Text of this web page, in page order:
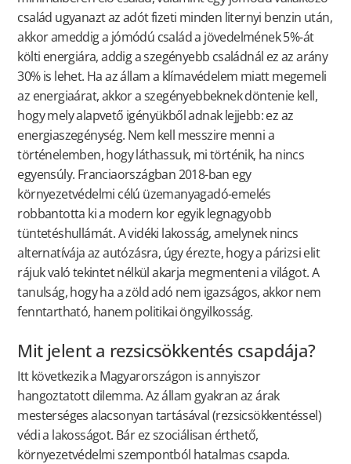
család ugyanazt az adót fizeti minden liternyi benzin után,
akkor ameddig a jómódú család a jövedelmének 5%-át
költi energiára, addig a szegényebb családnál ez az arány
30% is lehet. Ha az állam a klímavédelem miatt megemeli
az energiaárat, akkor a szegényebbeknek döntenie kell,
hogy mely alapvető igényükből adnak lejjebb: ez az
energiaszegénység. Nem kell messzire menni a
történelemben, hogy láthassuk, mi történik, ha nincs
egyensúly. Franciaországban 2018-ban egy
környezetvédelmi célú üzemanyagadó-emelés
robbantotta ki a modern kor egyik legnagyobb
tüntetéshullámát. A vidéki lakosság, amelynek nincs
alternatívája az autózásra, úgy érezte, hogy a párizsi elit
rájuk való tekintet nélkül akarja megmenteni a világot. A
tanulság, hogy ha a zöld adó nem igazságos, akkor nem
fenntartható, hanem politikai öngyilkosság.
Mit jelent a rezsicsökkentés csapdája?
Itt következik a Magyarországon is annyiszor
hangoztatott dilemma. Az állam gyakran az árak
mesterséges alacsonyan tartásával (rezsicsökkentéssel)
védi a lakosságot. Bár ez szociálisan érthető,
környezetvédelmi szempontból hatalmas csapda.